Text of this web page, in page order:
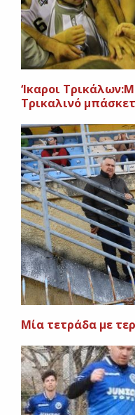
‘Ικαροι
Τρικαλινό μπάσκετ
Μία τετράδα με